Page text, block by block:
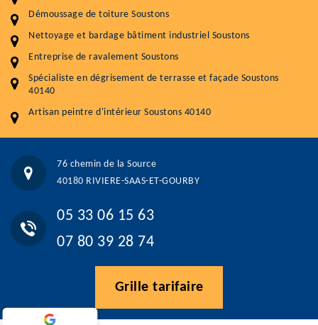
Démoussage de toiture Soustons
Nettoyage et bardage bâtiment industriel Soustons
Entreprise de ravalement Soustons
Spécialiste en dégrisement de terrasse et façade Soustons
40140
Artisan peintre d'intérieur Soustons 40140
76 chemin de la Source
40180 RIVIERE-SAAS-ET-GOURBY
05 33 06 15 63
07 80 39 28 74
Grille tarifaire
Démoussage toiture
Traitement hydrofuge toiture
Artisant local recommander
76 chemin de la Source 40180 RIVIERE-SAAS-ET-GOURBY